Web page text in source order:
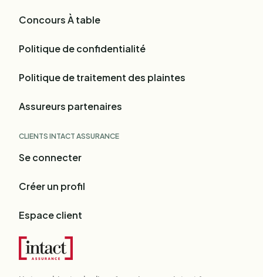
Concours À table
Politique de confidentialité
Politique de traitement des plaintes
Assureurs partenaires
CLIENTS INTACT ASSURANCE
Se connecter
Créer un profil
Espace client